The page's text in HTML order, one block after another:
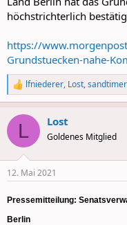
höchstrichterlich
https://
Grundstuecken-nahe-
R
e
a
c
i
s
lfniederer, Lost,sandtimer
L Lost
Goldenes Mitglied
12. Mai 2021
Pressemitteilung:
Berlin